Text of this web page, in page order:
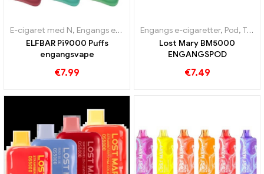
E-cigaret med N, Engangs e-cigaretter ,Pod ,Toldfri varer
ELFBAR Pi9000 Puffs
engangsvape
€7.99
Engangs e-cigaretter, Pod, Toldfri varer
Lost Mary BM5000
ENGANGSPOD
€7.49